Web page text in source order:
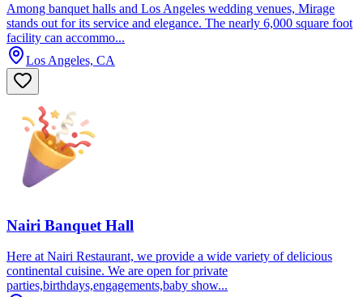
Among banquet halls and Los Angeles wedding venues, Mirage
stands out for its service and elegance. The nearly 6,000 square foot
facility can accommo...
Los Angeles, CA
Nairi Banquet Hall
Here at Nairi Restaurant, we provide a wide variety of delicious
continental cuisine. We are open for private
parties,birthdays,engagements,baby show...